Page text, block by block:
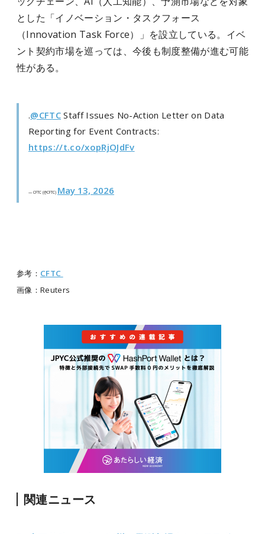
とした「イノベーション・タスクフォース
（Innovation Task Force）」を設立している。イベ
ント契約市場を巡っては、今後も制度整備が進む可能
性がある。
.@CFTC Staff Issues No-Action Letter on Data
Reporting for Event Contracts:
https://t.co/xopRjOJdFv
— CFTC (@CFTC) May 13, 2026
参考： CFTC
画像：Reuters
関連ニュース